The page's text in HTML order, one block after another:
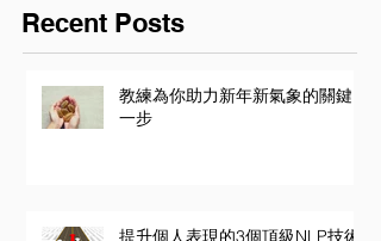
Recent Posts
教練為你助力新年新氣象的關鍵
一步